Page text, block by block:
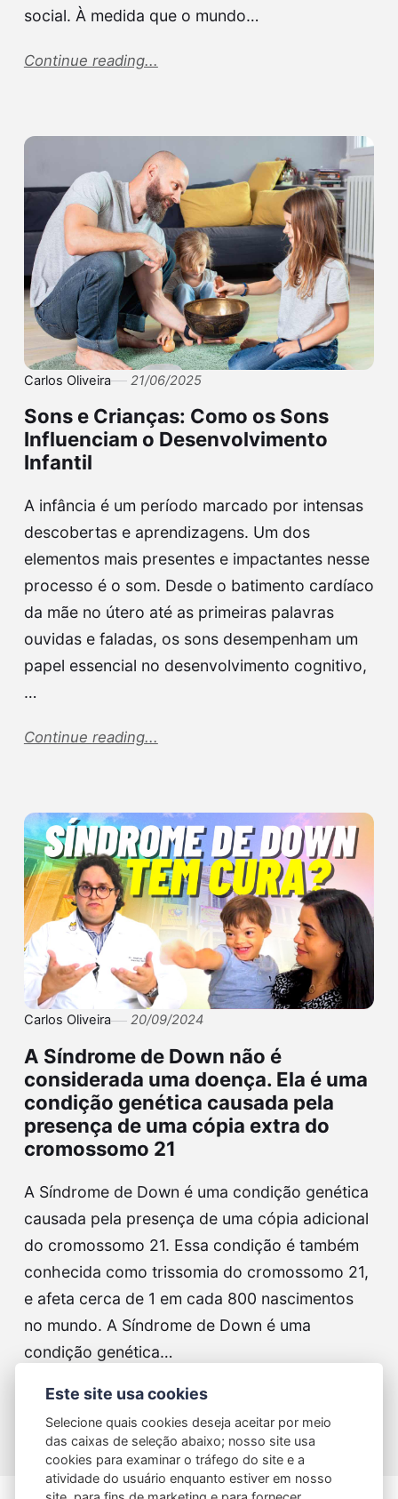
social. À medida que o mundo…
Continue reading...
Carlos Oliveira 21/06/2025
Sons e Crianças: Como os Sons
Influenciam o Desenvolvimento
Infantil
A infância é um período marcado por intensas
descobertas e aprendizagens. Um dos
elementos mais presentes e impactantes nesse
processo é o som. Desde o batimento cardíaco
da mãe no útero até as primeiras palavras
ouvidas e faladas, os sons desempenham um
papel essencial no desenvolvimento cognitivo,
…
Continue reading...
Carlos Oliveira 20/09/2024
A Síndrome de Down não é
considerada uma doença. Ela é uma
condição genética causada pela
presença de uma cópia extra do
cromossomo 21
A Síndrome de Down é uma condição genética
causada pela presença de uma cópia adicional
do cromossomo 21. Essa condição é também
conhecida como trissomia do cromossomo 21,
e afeta cerca de 1 em cada 800 nascimentos
no mundo. A Síndrome de Down é uma
condição genética…
Continue reading...
Este site usa cookies
Selecione quais cookies deseja aceitar por meio
das caixas de seleção abaixo; nosso site usa
cookies para examinar o tráfego do site e a
atividade do usuário enquanto estiver em nosso